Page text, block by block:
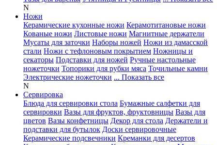
N
Ножи
Керамические кухонные ножи Керамотитановые ножи
Кованые ножи Листовые ножи Магнитные держатели
Мусаты для заточки Наборы ножей Ножи из дамасской
стали Ножи с тефлоновым покрытием Ножницы и
секаторы Подставки для ножей Ручные настольные
ножеточки Топорики для рубки мяса Точильные камни
Электрические ножеточки ... Показать все
N
Сервировка
Блюда для сервировки стола Бумажные салфетки для
сервировки Вазы для фруктов, фруктовницы Вазы для
цветов Вазы конфетницы Декор для стола Держатели и
подставки для бутылок Доски сервировочные
Керамические подсвечники Креманки для десертов